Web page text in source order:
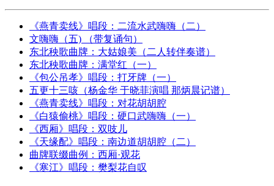
《燕青卖线》唱段：二流水武嗨嗨（二）
文嗨嗨（五) （带复诵句）
东北秧歌曲牌：大姑娘美（二人转伴奏谱）
东北秧歌曲牌：满堂红（一）
《包公吊孝》唱段：打牙牌（一）
五更十三咳（杨金华 于晓菲演唱 那炳晨记谱）
《燕青卖线》唱段：对花胡胡腔
《白猿偷桃》唱段：硬口武嗨嗨（一）
《西厢》唱段：双吱儿
《天缘配》唱段：南边道胡胡腔（二）
曲牌联缀曲例：西厢·观花
《寒江》唱段：樊梨花自叹